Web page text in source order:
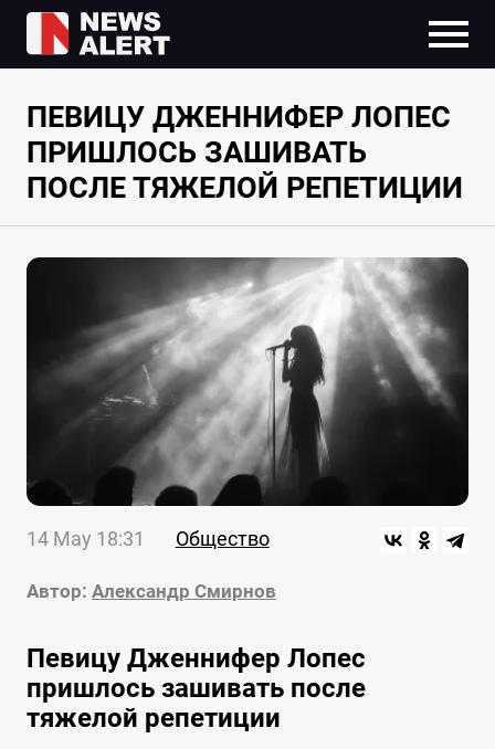
ПЕВИЦУ ДЖЕННИФЕР ЛОПЕС
ПРИШЛОСЬ ЗАШИВАТЬ
ПОСЛЕ ТЯЖЕЛОЙ РЕПЕТИЦИИ
14 May 18:31 Общество
Автор: Александр Смирнов
Певицу Дженнифер Лопес
пришлось зашивать после
тяжелой репетиции